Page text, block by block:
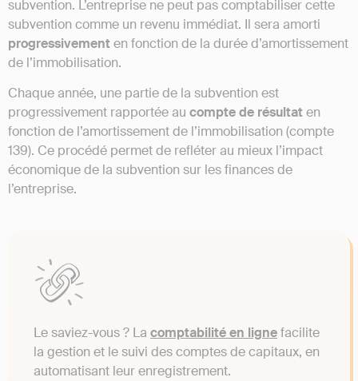
subvention. L’entreprise ne peut pas comptabiliser cette
subvention comme un revenu immédiat. Il sera amorti
progressivementen fonction de la durée d’amortissement
de l’immobilisation.
Chaque année, une partie de la subvention est
progressivement rapportée au compte de résultaten
fonction de l’amortissement de l’immobilisation (compte
139). Ce procédé permet de refléter au mieux l’impact
économique de la subvention sur les finances de
l’entreprise.
Le saviez-vous ? La comptabilité en lignefacilite
la gestion et le suivi des comptes de capitaux, en
automatisant leur enregistrement.